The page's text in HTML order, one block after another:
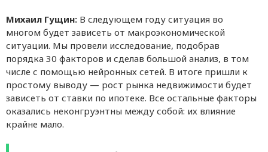
Михаил Гущин: В следующем году ситуация во
многом будет зависеть от макроэкономической
ситуации. Мы провели исследование, подобрав
порядка 30 факторов и сделав большой анализ, в том
числе с помощью нейронных сетей. В итоге пришли к
простому выводу — рост рынка недвижимости будет
зависеть от ставки по ипотеке. Все остальные факторы
оказались неконгруэнтны между собой: их влияние
крайне мало.